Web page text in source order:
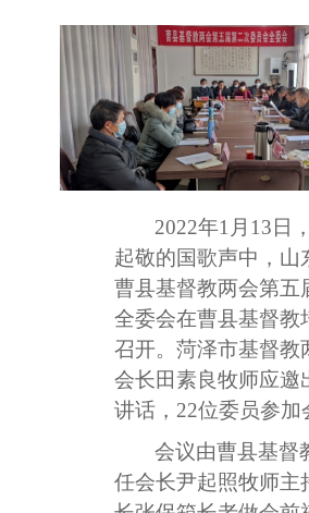
2022年1月13日
起敬的国歌声中，山
曹县基督教两会第五
全委会在曹县基督教
召开。菏泽市基督教
会长田素良牧师应邀
讲话，22位委员参加
会议由曹县基督
任会长尹起照牧师主